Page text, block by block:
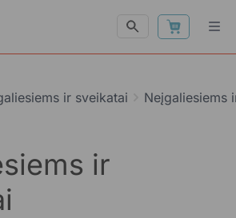
ir sveikatai Neįgaliesiems
ir